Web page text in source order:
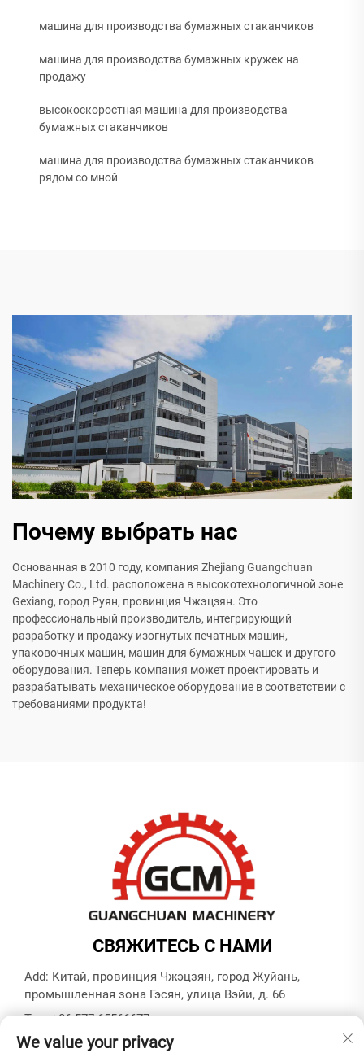
машина для производства бумажных стаканчиков
машина для производства бумажных кружек на
продажу
высокоскоростная машина для производства
бумажных стаканчиков
машина для производства бумажных стаканчиков
рядом со мной
Почему выбрать нас
Основанная в 2010 году, компания Zhejiang Guangchuan
Machinery Co., Ltd. расположена в высокотехнологичной зоне
Gexiang, город Руян, провинция Чжэцзян. Это
профессиональный производитель, интегрирующий
разработку и продажу изогнутых печатных машин,
упаковочных машин, машин для бумажных чашек и другого
оборудования. Теперь компания может проектировать и
разрабатывать механическое оборудование в соответствии с
требованиями продукта!
СВЯЖИТЕСЬ С НАМИ
Add: Китай, провинция Чжэцзян, город Жуйань,
промышленная зона Гэсян, улица Вэйи, д. 66
Тел.:+86-577-65566677
E-mail: [email protected]
We value your privacy